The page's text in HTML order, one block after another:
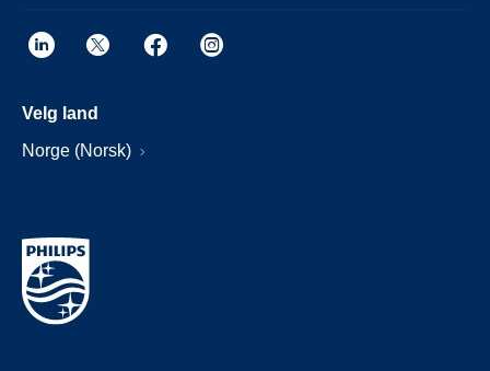
Velg land
Norge (Norsk)